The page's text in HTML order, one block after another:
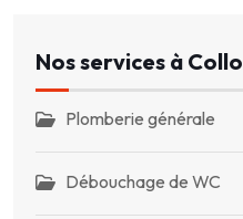
Nos services à
Plomberie générale
Débouchage de WC